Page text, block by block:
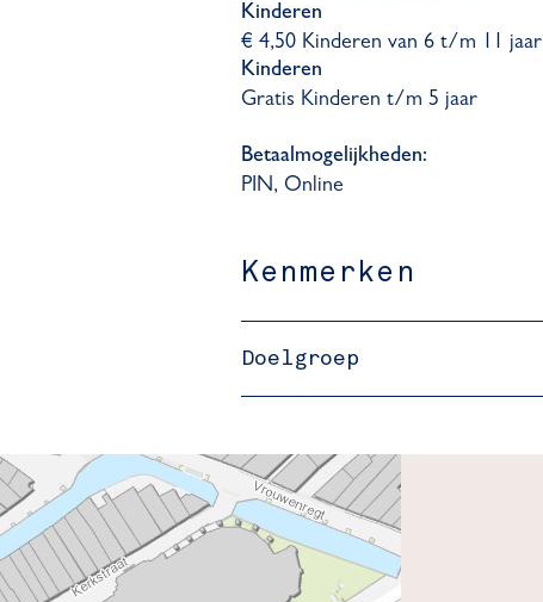
Kinderen
€ 4,50 Kinderen van 6 t/m 11 jaar
Kinderen
Gratis Kinderen t/m 5 jaar
Betaalmogelijkheden:
PIN, Online
Kenmerken
Doelgroep